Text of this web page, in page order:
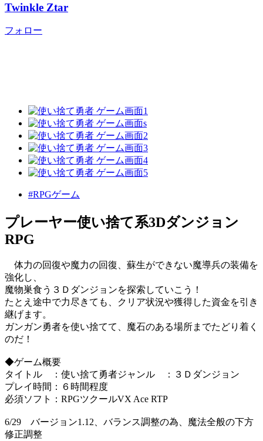
Twinkle Ztar
フォロー
#RPGゲーム
プレーヤー使い捨て系3Dダンジョン
RPG
体力の回復や魔力の回復、蘇生ができない魔導兵の装備を
強化し、
魔物巣食う３Ｄダンジョンを探索していこう！
たとえ途中で力尽きても、クリア状況や獲得した資金を引き
継げます。
ガンガン勇者を使い捨てて、魔石のある場所までたどり着く
のだ！
◆ゲーム概要
タイトル ：使い捨て勇者ジャンル ：３Ｄダンジョン
プレイ時間：６時間程度
必須ソフト：RPGツクールVX Ace RTP
6/29 バージョン1.12、バランス調整の為、魔法全般の下方
修正調整